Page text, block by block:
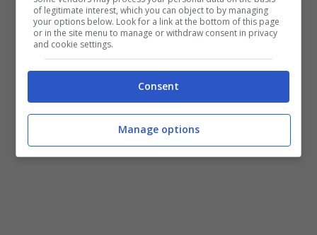
quanto mai ingiusto, sia per Cavani che per
Mazzarri, i principali artefici di questa grande
stagione insieme ad Hamsik, perché adesso
hanno la possibilità di lottare per vincere
qualcosa di più grande, poiché
Napoli dovrà necessariamente lottare per la conquista del
tricolore e contemporaneamente giocare anche la
of legitimate interest, which you can object to by managing
your options below. Look for a link at the bottom of this page
or in the site menu to manage or withdraw consent in privacy
and cookie settings.
Consent
Manage options